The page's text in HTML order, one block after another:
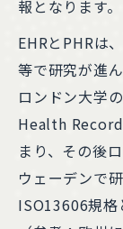
報となります。
EHRとPHRは
等で研究が進ん
ロンドン大学
Health
まり、その後
ウェーデンで
ISO13606規格